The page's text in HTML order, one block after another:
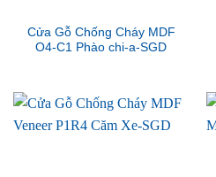
Cửa Gỗ Chống Cháy MDF
O4-C1 Phào chi-a-SGD